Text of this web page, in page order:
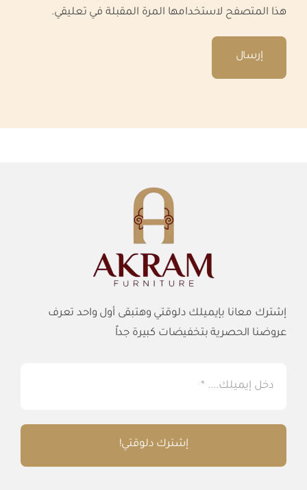
هذا المتصفح لاستخدامها المرة المقبلة في تعليقي.
إشترك معانا بإيميلك دلوقتي وهتبقى أول واحد تعرف
عروضنا الحصرية بتخفيضات كبيرة جداً
إشترك دلوقتي!